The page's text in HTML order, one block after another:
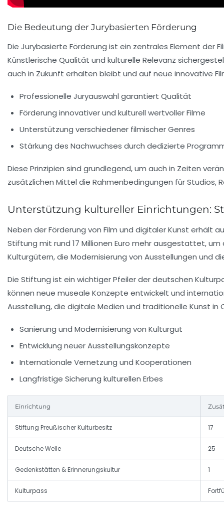
Die Bedeutung der Jurybasierten Förderung
Die Jurybasierte Förderung ist ein zentrales Element der
Künstlerische Qualität und kulturelle Relevanz
auch in Zukunft erhalten bleibt und auf neue innovative
Professionelle Juryauswahl garantiert Qualität
Förderung innovativer und kulturell wertvoller Filme
Unterstützung verschiedener filmischer Genres
Stärkung des Nachwuchses durch dedizierte
Diese Prinzipien sind grundlegend, um auch in Zeiten
zusätzlichen Mittel die Rahmenbedingungen für Studios,
Unterstützung kultureller Einrichtungen:
Neben der Förderung von Film und digitaler Kunst erhält
Stiftung mit rund 17 Millionen Euro mehr ausgestattet, um
Kulturgütern, die Modernisierung von Ausstellungen und
Die Stiftung ist ein wichtiger Pfeiler der deutschen
können neue museale Konzepte entwickelt und
Ausstellung, die digitale Medien und traditionelle Kunst
Sanierung und Modernisierung von Kulturgut
Entwicklung neuer Ausstellungskonzepte
Internationale Vernetzung und Kooperationen
Langfristige Sicherung kulturellen Erbes
Einrichtung
Stiftung Preußischer Kulturbesitz 17
Deutsche Welle 25
Gedenkstätten & Erinnerungskultur 1
Kulturpass